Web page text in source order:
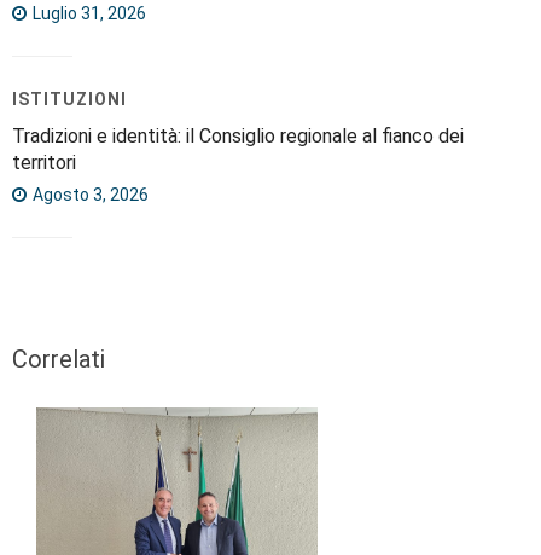
Luglio 31, 2026
ISTITUZIONI
Tradizioni e identità: il Consiglio regionale al fianco dei
territori
Agosto 3, 2026
Correlati